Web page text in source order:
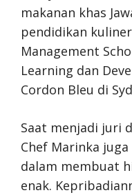
makanan khas
pendidikan
Management
Learning dan
Cordon Bleu di
Saat menjadi juri
Chef Marinka
dalam membuat
enak.